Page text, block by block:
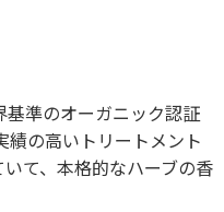
基準のオーガニック認証
績の高いトリートメント
て、本格的なハーブの香